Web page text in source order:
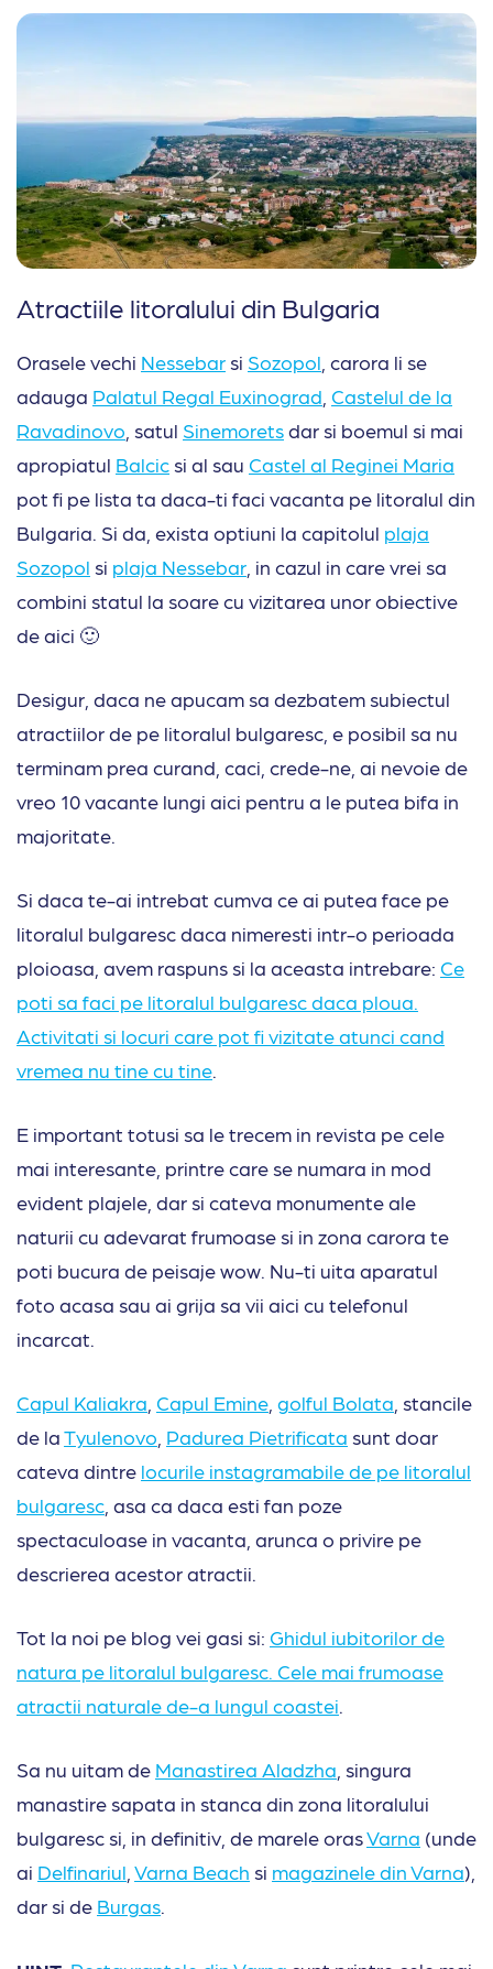
Atractiile litoralului din Bulgaria
Orasele vechi Nessebar si Sozopol , carora li se
adauga Palatul Regal Euxinograd Castelul de la
Ravadinovo , satul Sinemoretsdar si boemul si mai
apropiatul Balcic si al sau Castel al Reginei Maria
pot fi pe lista ta daca-ti faci vacanta pe litoralul din
Bulgaria. Si da, exista optiuni la capitolul plaja
Sozopol si plaja Nessebar , in cazul in care vrei sa
combini statul la soare cu vizitarea unor obiective
de aici 🙂
Desigur, daca ne apucam sa dezbatem subiectul
atractiilor de pe litoralul bulgaresc, e posibil sa nu
terminam prea curand, caci, crede-ne, ai nevoie de
vreo 10 vacante lungi aici pentru a le putea bifa in
majoritate.
Si daca te-ai intrebat cumva ce ai putea face pe
litoralul bulgaresc daca nimeresti intr-o perioada
ploioasa, avem raspuns si la aceasta intrebare: Ce
poti sa faci pe litoralul bulgaresc daca ploua.
Activitati si locuri care pot fi vizitate atunci cand
vremea nu tine cu tine
E important totusi sa le trecem in revista pe cele
mai interesante, printre care se numara in mod
evident plajele, dar si cateva monumente ale
naturii cu adevarat frumoase si in zona carora te
poti bucura de peisaje wow. Nu-ti uita aparatul
foto acasa sau ai grija sa vii aici cu telefonul
incarcat.
Capul Kaliakra Capul Emine golful Bolata , stancile
de laTyulenovo Padurea Pietrificata sunt doar
cateva dintre locurile instagramabile de pe litoralul
bulgaresc , asa ca daca esti fan poze
spectaculoase in vacanta, arunca o privire pe
descrierea acestor atractii.
Tot la noi pe blog vei gasi si: Ghidul iubitorilor de
natura pe litoralul bulgaresc. Cele mai frumoase
atractii naturale de-a lungul coastei
Sa nu uitam de Manastirea Aladzha , singura
manastire sapata in stanca din zona litoralului
bulgaresc si, in definitiv, de marele orasVarna (unde
ai Delfinariul Varna Beach si magazinele din Varna),
dar si de Burgas